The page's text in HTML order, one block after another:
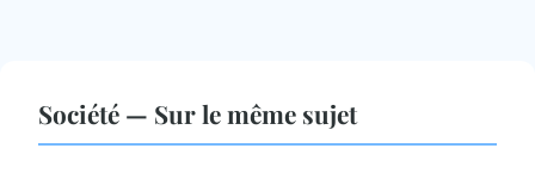
Société — Sur le même sujet